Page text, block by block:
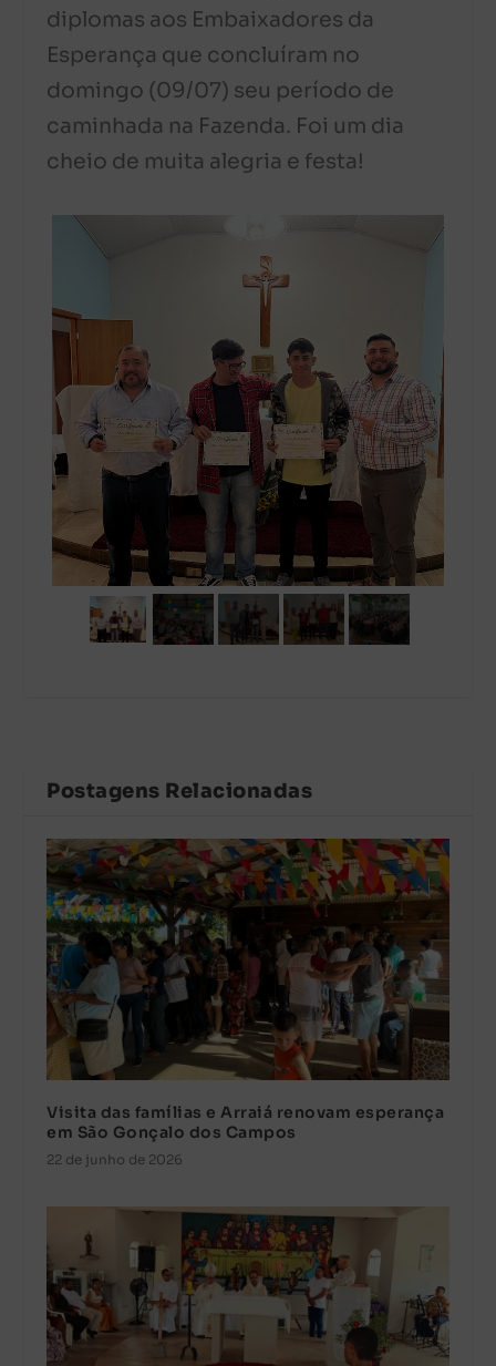
diplomas aos Embaixadores da
Esperança que concluíram no
domingo (09/07) seu período de
caminhada na Fazenda. Foi um dia
cheio de muita alegria e festa!
Postagens Relacionadas
Visita das famílias e Arraiá renovam esperança
em São Gonçalo dos Campos
22 de junho de 2026